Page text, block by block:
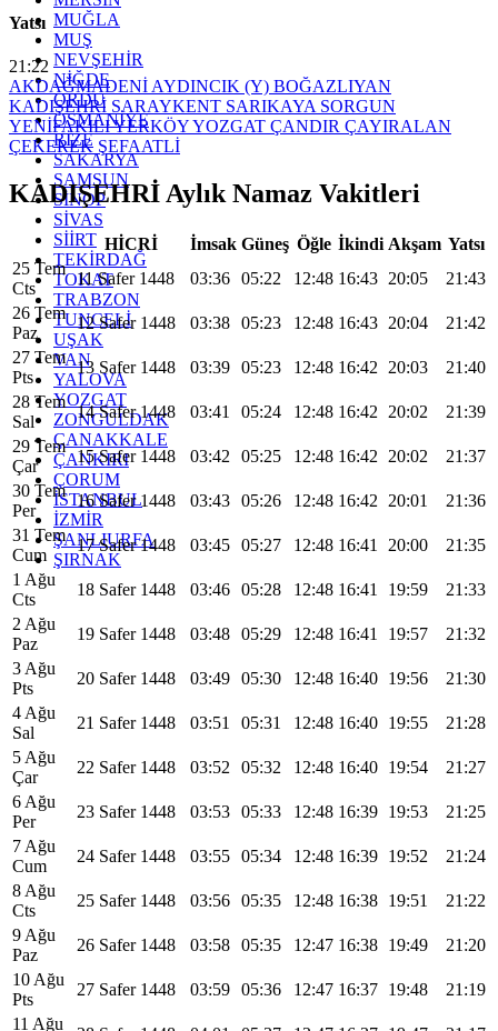
MUĞLA
MUŞ
NEVŞEHİR
NİĞDE
ORDU
OSMANİYE
RİZE
SAKARYA
SAMSUN
SİNOP
SİVAS
SİİRT
TEKİRDAĞ
TOKAT
TRABZON
TUNCELİ
UŞAK
VAN
YALOVA
YOZGAT
ZONGULDAK
ÇANAKKALE
ÇANKIRI
ÇORUM
İSTANBUL
İZMİR
ŞANLIURFA
ŞIRNAK
Yatsı
21:22
AKDAĞMADENİ AYDINCIK (Y) BOĞAZLIYAN
KADIŞEHRİ SARAYKENT SARIKAYA SORGUN
YENİFAKILIYERKÖYYOZGAT ÇANDIR ÇAYIRALAN
ÇEKEREK ŞEFAATLİ
KADIŞEHRİ Aylık Namaz Vakitleri
HİCRİ İmsak Güneş Öğle İkindi Akşam Yatsı
25 Tem
Cts
11 Safer 1448 03:36 05:22 12:48 16:43 20:05
21:43
26 Tem
Paz
12 Safer 1448 03:38 05:23 12:48 16:43 20:04
21:42
27 Tem
Pts
13 Safer 1448 03:39 05:23 12:48 16:42 20:03
21:40
28 Tem
Sal
14 Safer 1448 03:41 05:24 12:48 16:42 20:02
21:39
29 Tem
Çar
15 Safer 1448 03:42 05:25 12:48 16:42 20:02
21:37
30 Tem
Per
16 Safer 1448 03:43 05:26 12:48 16:42 20:01
21:36
31 Tem
Cum
17 Safer 1448 03:45 05:27 12:48 16:41 20:00
21:35
1 Ağu
Cts
18 Safer 1448 03:46 05:28 12:48 16:41 19:59
21:33
2 Ağu
Paz
19 Safer 1448 03:48 05:29 12:48 16:41 19:57
21:32
3 Ağu
Pts
20 Safer 1448 03:49 05:30 12:48 16:40 19:56
21:30
4 Ağu
Sal
21 Safer 1448 03:51 05:31 12:48 16:40 19:55
21:28
5 Ağu
Çar
22 Safer 1448 03:52 05:32 12:48 16:40 19:54
21:27
6 Ağu
Per
23 Safer 1448 03:53 05:33 12:48 16:39 19:53
21:25
7 Ağu
Cum
24 Safer 1448 03:55 05:34 12:48 16:39 19:52
21:24
8 Ağu
Cts
25 Safer 1448 03:56 05:35 12:48 16:38 19:51
21:22
9 Ağu
Paz
26 Safer 1448 03:58 05:35 12:47 16:38 19:49
21:20
10 Ağu
Pts
27 Safer 1448 03:59 05:36 12:47 16:37 19:48
21:19
11 Ağu